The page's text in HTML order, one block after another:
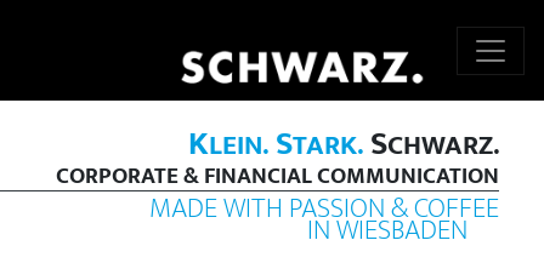
KLEIN.STARK.SCHWARZ.
CORPORATE & FINANCIAL COMMUNICATION
MADE WITH PASSION & COFFEE
IN WIESBADEN